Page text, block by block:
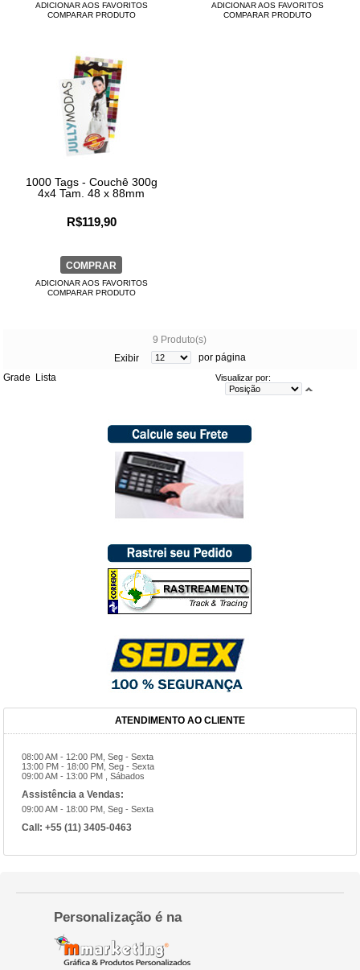
ADICIONAR AOS FAVORITOS
COMPARAR PRODUTO
ADICIONAR AOS FAVORITOS
COMPARAR PRODUTO
1000 Tags - Couchê 300g
4x4 Tam. 48 x 88mm
R$119,90
COMPRAR
ADICIONAR AOS FAVORITOS
COMPARAR PRODUTO
9 Produto(s)
Exibir
por página
Grade
Lista Visualizar por:
ATENDIMENTO AO CLIENTE
08:00 AM - 12:00 PM, Seg - Sexta
13:00 PM - 18:00 PM, Seg - Sexta
09:00 AM - 13:00 PM , Sábados
Assistência a Vendas:
09:00 AM - 18:00 PM, Seg - Sexta
Call:+55 (11) 3405-0463
Personalização é na